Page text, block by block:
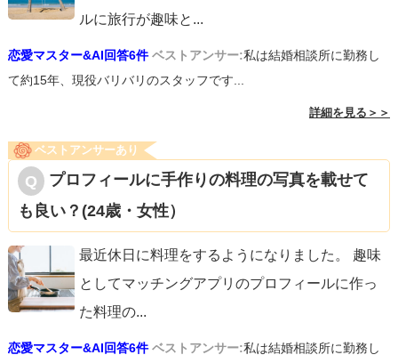
ルに旅行が趣味と ...
恋愛マスター&AI回答6件 ベストアンサー:私は結婚相談所に勤務し
て約15年、現役バリバリのスタッフです...
詳細を見る＞＞
ベストアンサーあり
プロフィールに手作りの料理の写真を載せて
も良い？(24歳・女性）
最近休日に料理をするようになりました。 趣味
としてマッチングアプリのプロフィールに作っ
た料理の...
恋愛マスター&AI回答6件 ベストアンサー:私は結婚相談所に勤務し